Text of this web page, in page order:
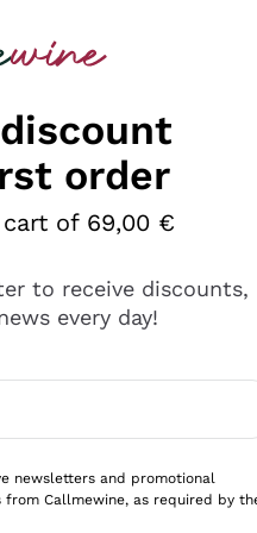
range di prezzo. Le
order
of 69,00 €
to receive discounts,
every day!
newsletters and promotional
from Callmewine, as required by